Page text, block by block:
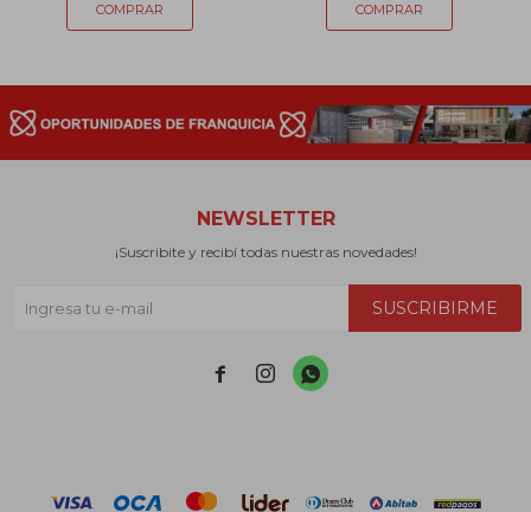
NEWSLETTER
¡Suscribite y recibí todas nuestras novedades!
SUSCRIBIRME
  